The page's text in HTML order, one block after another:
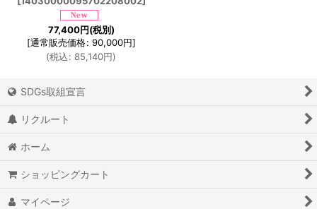
77,400円(税別)
[通常販売価格: 90,000円]
(税込: 85,140円)
SDGs取組宣言
リクルート
ホーム
ショッピングカート
マイページ